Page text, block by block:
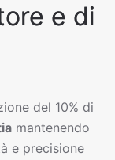
e di
del 10% di
mantenendo
e precisione